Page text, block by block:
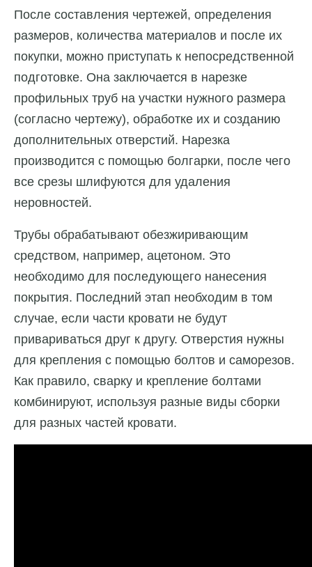
После составления чертежей, определения
размеров, количества материалов и после их
покупки, можно приступать к непосредственной
подготовке. Она заключается в нарезке
профильных труб на участки нужного размера
(согласно чертежу), обработке их и созданию
дополнительных отверстий. Нарезка
производится с помощью болгарки, после чего
все срезы шлифуются для удаления
неровностей.
Трубы обрабатывают обезжиривающим
средством, например, ацетоном. Это
необходимо для последующего нанесения
покрытия. Последний этап необходим в том
случае, если части кровати не будут
привариваться друг к другу. Отверстия нужны
для крепления с помощью болтов и саморезов.
Как правило, сварку и крепление болтами
комбинируют, используя разные виды сборки
для разных частей кровати.